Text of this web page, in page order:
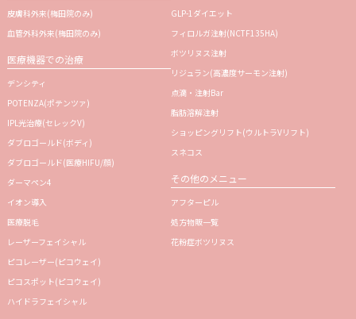
皮膚科外来(梅田院のみ)
血管外科外来(梅田院のみ)
医療機器での治療
デンシティ
POTENZA(ポテンツァ)
IPL光治療(セレックV)
ダブロゴールド(ボディ)
ダブロゴールド(医療HIFU/顔)
ダーマペン4
イオン導入
医療脱毛
レーザーフェイシャル
ピコレーザー(ピコウェイ)
ピコスポット(ピコウェイ)
ハイドラフェイシャル
GLP-1ダイエット
フィロルガ注射(NCTF135HA)
ボツリヌス注射
リジュラン(高濃度サーモン注射)
点滴・注射Bar
脂肪溶解注射
ショッピングリフト(ウルトラVリフト)
スネコス
その他のメニュー
アフターピル
処方物販一覧
花粉症ボツリヌス